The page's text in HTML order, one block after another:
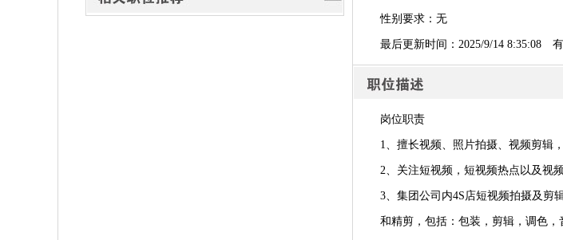
性别要求：无
最后更新时间：2025/9/14 8:35:08
岗位职责
1、擅长视频、照片拍摄、视频剪辑
2、关注短视频，短视频热点以及视
3、集团公司内4S店短视频拍摄及剪
和精剪，包括：包装，剪辑，调色，